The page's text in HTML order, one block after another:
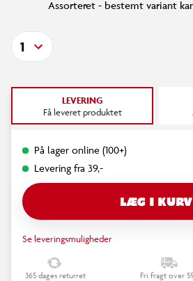
Assorteret - bestemt variant
1
LEVERING
Få leveret produktet
På lager online (100+)
Levering fra 39,-
LÆG I KURV
Se leveringsmuligheder
365 dages returret Fri fragt over